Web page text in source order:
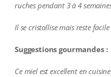
ruches pendant 3 à 4
Il se cristallise mais reste
Suggestions gourmandes :
Ce miel est excellent en